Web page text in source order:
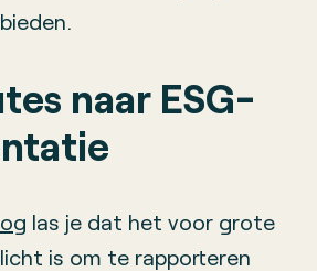
naar ESG-
las je dat het voor grote
is om te rapporteren